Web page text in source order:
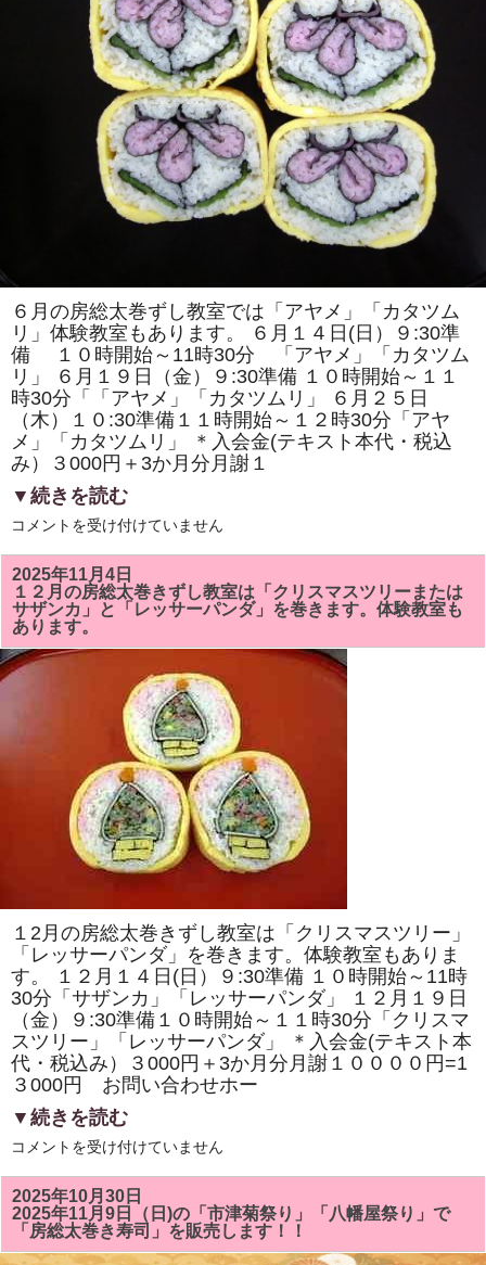
６月の房総太巻ずし教室では「アヤメ」「カタツム
リ」体験教室もあります。 ６月１４日(日）９:30準
備 １０時開始～11時30分 「アヤメ」「カタツム
リ」 ６月１９日（金）９:30準備 １０時開始～１１
時30分「「アヤメ」「カタツムリ」 ６月２５日
（木）１０:30準備１１時開始～１２時30分「アヤ
メ」「カタツムリ」 ＊入会金(テキスト本代・税込
み）３000円＋3か月分月謝１
▼続きを読む
6
の
房
総
太
巻
ず
し
教
室
メ」
と
巻
き
寿
司
の
体
験
教
室
も
あ
ま
す。
は
コメントを受け付けていません
2025年11月4日
１２月の房総太巻きずし教室は「クリスマスツリーまたは
サザンカ」と「レッサーパンダ」を巻きます。体験教室も
あります。
１2月の房総太巻きずし教室は「クリスマスツリー」
「レッサーパンダ」を巻きます。体験教室もありま
す。 １２月１４日(日）９:30準備 １０時開始～11時
30分「サザンカ」「レッサーパンダ」 １２月１９日
（金）９:30準備１０時開始～１１時30分「クリスマ
スツリー」「レッサーパンダ」 ＊入会金(テキスト本
代・税込み）３000円＋3か月分月謝１００００円=1
３000円 お問い合わせホー
▼続きを読む
１
月
の
房
総
太
巻
コメントを受け付けていません
2025年10月30日
2025年11月9日（日)の「市津菊祭り」「八幡屋祭り」で
「房総太巻き寿司」を販売します！！